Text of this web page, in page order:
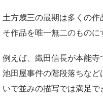
土方歳三の最期は多くの作
そ作品を唯一無二のものに
例えば、織田信長が本能寺
池田屋事件の階段落ちな
いで並みの描写では満足で